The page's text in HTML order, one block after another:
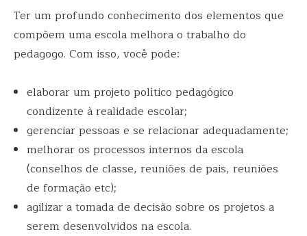
Ter um profundo conhecimento dos elementos que
compõem uma escola melhora o trabalho do
pedagogo. Com isso, você pode:
elaborar um projeto político pedagógico
condizente à realidade escolar;
gerenciar pessoas e se relacionar adequadamente;
melhorar os processos internos da escola
(conselhos de classe, reuniões de pais, reuniões
de formação etc);
agilizar a tomada de decisão sobre os projetos a
serem desenvolvidos na escola.